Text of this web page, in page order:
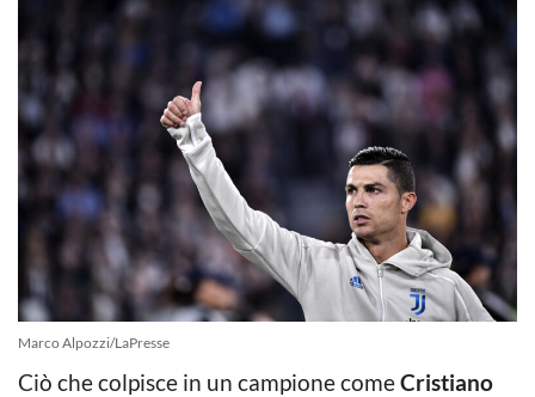
Marco Alpozzi/LaPresse
Ciò che colpisce in un campione comeCristiano